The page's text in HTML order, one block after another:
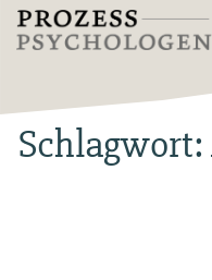
Zum
Inhalt
Prozesspsychologen
Schlagwort: